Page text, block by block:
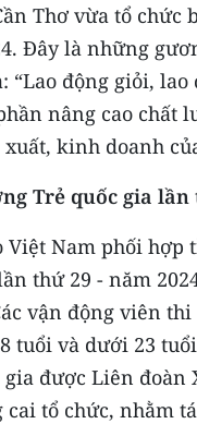
Thơ vừa tổ chức
Đây là những
động giỏi, lao
nâng cao chất
kinh doanh
Trẻ quốc gia lần
Việt Nam phối
thứ 29 - năm
vận động viên
tuổi và dưới 23
được Liên
tổ chức, nhằm